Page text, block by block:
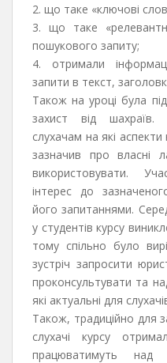
2. що таке «ключові
3. що таке
пошукового запиту;
4. отримали
запити в текст,
Також на уроці була
захист від шахраїв.
слухачам на які
зазначив про власні
використовувати.
інтерес до
його запитаннями.
у студентів курсу
тому спільно було
зустріч запросити
проконсультувати та
які актуальні для
Також, традиційно для
слухачі курсу
працюватимуть